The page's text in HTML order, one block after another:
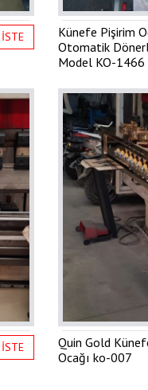
Künefe Pişirim
Otomatik
Model KO-1466
Quin Gold
Ocağı ko-007